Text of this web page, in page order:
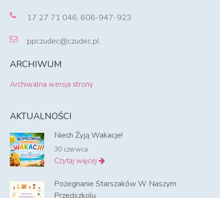
17 27 71 046, 606-947-923
ppczudec@czudec.pl
ARCHIWUM
Archiwalna wersja strony
AKTUALNOŚCI
Niech Żyją Wakacje!
30 czerwca
Czytaj więcej
Pożegnanie Starszaków W Naszym
Przedszkolu